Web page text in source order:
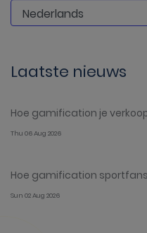
Laatste nieuws
Hoe gamification je
Thu 06 Aug 2026
Hoe gamification
Sun 02 Aug 2026